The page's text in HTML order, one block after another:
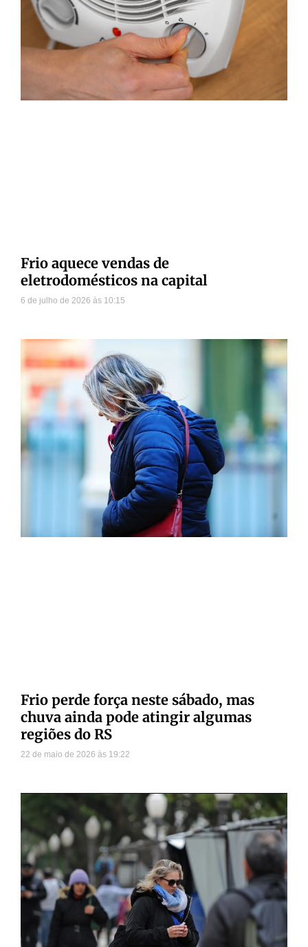
Frio aquece vendas de
eletrodomésticos na capital
6 de julho de 2026 10:15
Frio perde força neste sábado, mas
chuva ainda pode atingir algumas
regiões do RS
22 de maio de 2026 19:22